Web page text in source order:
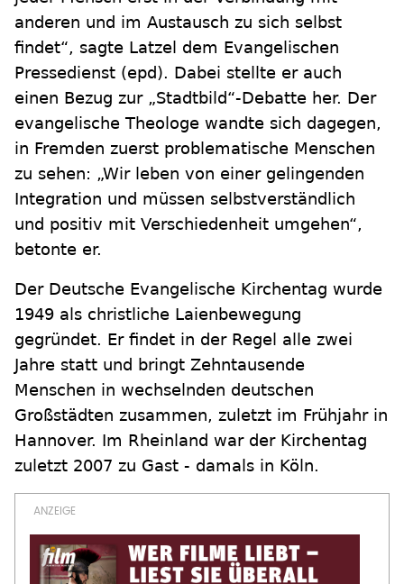
anderen und im Austausch zu sich selbst
findet“, sagte Latzel dem Evangelischen
Pressedienst (epd). Dabei stellte er auch
einen Bezug zur „Stadtbild“-Debatte her. Der
evangelische Theologe wandte sich dagegen,
in Fremden zuerst problematische Menschen
zu sehen: „Wir leben von einer gelingenden
Integration und müssen selbstverständlich
und positiv mit Verschiedenheit umgehen“,
betonte er.
Der Deutsche Evangelische Kirchentag wurde
1949 als christliche Laienbewegung
gegründet. Er findet in der Regel alle zwei
Jahre statt und bringt Zehntausende
Menschen in wechselnden deutschen
Großstädten zusammen, zuletzt im Frühjahr in
Hannover. Im Rheinland war der Kirchentag
zuletzt 2007 zu Gast - damals in Köln.